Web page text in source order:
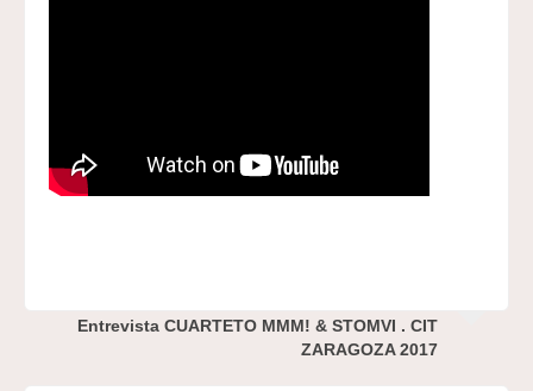
Entrevista CUARTETO MMM! & STOMVI . CIT
ZARAGOZA 2017